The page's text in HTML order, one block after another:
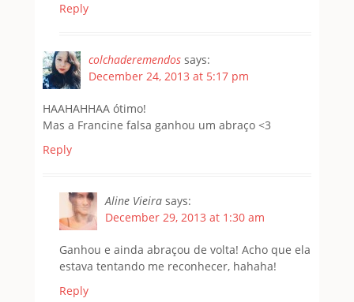
Reply
colchaderemendos says:
December 24, 2013 at 5:17 pm
HAAHAHHAA ótimo!
Mas a Francine falsa ganhou um abraço <3
Reply
Aline Vieira says:
December 29, 2013 at 1:30 am
Ganhou e ainda abraçou de volta! Acho que ela
estava tentando me reconhecer, hahaha!
Reply